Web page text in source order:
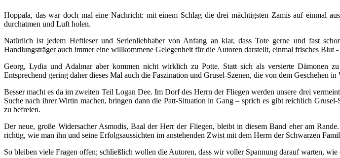
Hoppala, das war doch mal eine Nachricht: mit einem Schlag die drei mächtigsten Zamis auf einmal
durchatmen und Luft holen.
Natürlich ist jedem Heftleser und Serienliebhaber von Anfang an klar, dass Tote gerne und fast
Handlungsträger auch immer eine willkommene Gelegenheit für die Autoren darstellt, einmal frisches
Georg, Lydia und Adalmar aber kommen nicht wirklich zu Potte. Statt sich als versierte Dämonen
Entsprechend gering daher dieses Mal auch die Faszination und Grusel-Szenen, die von dem Geschehen in
Besser macht es da im zweiten Teil Logan Dee. Im Dorf des Herrn der Fliegen werden unsere drei
Suche nach ihrer Wirtin machen, bringen dann die Patt-Situation in Gang – sprich es gibt reichlich
zu befreien.
Der neue, große Widersacher Asmodis, Baal der Herr der Fliegen, bleibt in diesem Band eher am
richtig, wie man ihn und seine Erfolgsaussichten im anstehenden Zwist mit dem Herrn der Schwarzen
So bleiben viele Fragen offen; schließlich wollen die Autoren, dass wir voller Spannung darauf warten, wie